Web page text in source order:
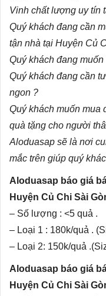
Vinh chất lượng uy tín
Quý khách đang cần
tận nhà tại Huyện Củ
Quý khách đang
Quý khách đang cần
ngon ?
Quý khách muốn mua
quà tặng cho người
Aloduasap sẽ là nơi
mắc trên giúp quý
Aloduasap báo giá
Huyện Củ Chi Sài
– Số lượng : <5 quả .
– Loại 1 : 180k/quả .
– Loại 2: 150k/quả
Aloduasap báo giá
Huyện Củ Chi Sài